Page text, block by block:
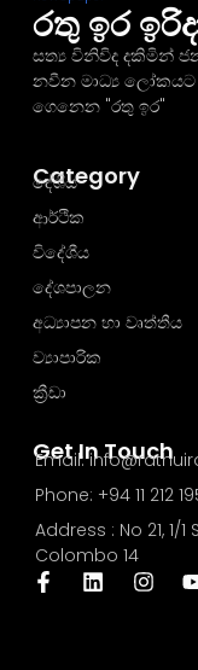
රතු ඉර
සත්‍ය විනිවිද දකිමින්
නවීන මාධ්‍ය ලෝකයට
ගෙනෙන "රතු ඉර"
Get In Touch
Email:
Phone: +94 11 212
Address : No 21, 1/
Colombo 14
Category
දේශීය
ආර්ථික
විදේශීය
දේශපාලන
අධ්‍යාපන හා වෘත්තීය
ව්‍යාපාරික
ක්‍රීඩා